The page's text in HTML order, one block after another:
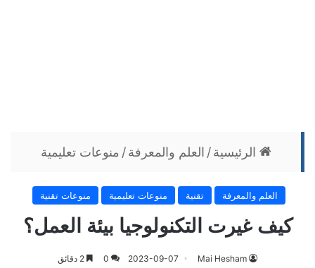
الرئيسية / العلم والمعرفة / منوعات تعليمية
العلم والمعرفة تقنية منوعات تعليمية منوعات تقنية
كيف غيرت التكنولوجيا بيئة العمل؟
Mai Hesham
2023-09-07
0